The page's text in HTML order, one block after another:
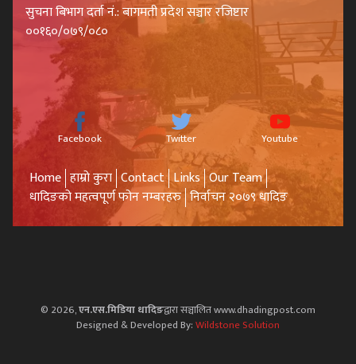
सुचना बिभाग दर्ता नं.: बागमती प्रदेश सञ्चार रजिष्टार
००१६०/०७९/०८०
Facebook Twitter Youtube
Home हाम्रो कुरा Contact Links Our Team
धादिङको महत्वपूर्ण फोन नम्बरहरु निर्वाचन २०७९ धादिङ
© 2026,एन.एस.मिडिया धादिङद्वारा सञ्चालित www.dhadingpost.com
Designed & Developed By:Wildstone Solution